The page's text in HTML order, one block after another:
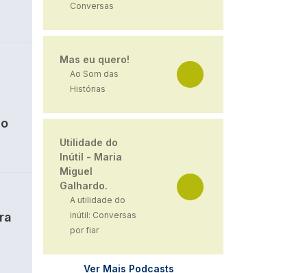
Conversas
Mas eu quero!
Ao Som das
Histórias
Utilidade do
Inútil - Maria
Miguel
Galhardo.
A utilidade do
inútil: Conversas
por fiar
Ver Mais Podcasts